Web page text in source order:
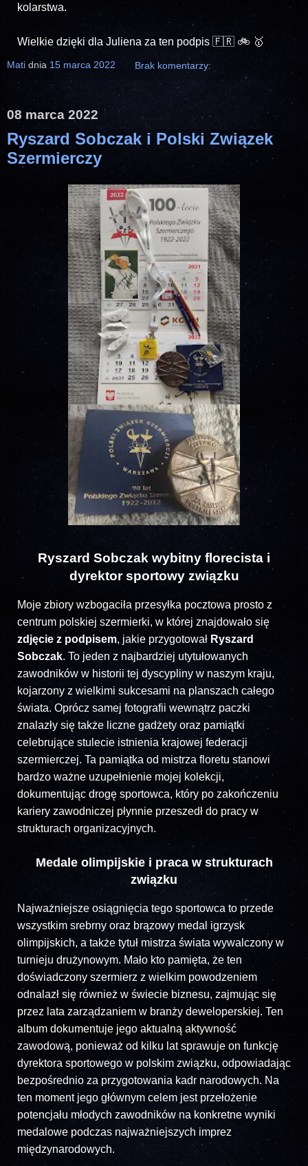
kolarstwa.
Wielkie dzięki dla Juliena za ten podpis 🇫🇷 🚲 🥇
Mati dnia 15 marca 2022 Brak komentarzy:
08 marca 2022
Ryszard Sobczak i Polski Związek
Szermierczy
Ryszard Sobczak wybitny florecista i
dyrektor sportowy związku
Moje zbiory wzbogaciła przesyłka pocztowa prosto z
centrum polskiej szermierki, w której znajdowało się
zdjęcie z podpisem, jakie przygotował Ryszard
Sobczak. To jeden z najbardziej utytułowanych
zawodników w historii tej dyscypliny w naszym kraju,
kojarzony z wielkimi sukcesami na planszach całego
świata. Oprócz samej fotografii wewnątrz paczki
znalazły się także liczne gadżety oraz pamiątki
celebrujące stulecie istnienia krajowej federacji
szermierczej. Ta pamiątka od mistrza floretu stanowi
bardzo ważne uzupełnienie mojej kolekcji,
dokumentując drogę sportowca, który po zakończeniu
kariery zawodniczej płynnie przeszedł do pracy w
strukturach organizacyjnych.
Medale olimpijskie i praca w strukturach
związku
Najważniejsze osiągnięcia tego sportowca to przede
wszystkim srebrny oraz brązowy medal igrzysk
olimpijskich, a także tytuł mistrza świata wywalczony w
turnieju drużynowym. Mało kto pamięta, że ten
doświadczony szermierz z wielkim powodzeniem
odnalazł się również w świecie biznesu, zajmując się
przez lata zarządzaniem w branży deweloperskiej. Ten
album dokumentuje jego aktualną aktywność
zawodową, ponieważ od kilku lat sprawuje on funkcję
dyrektora sportowego w polskim związku, odpowiadając
bezpośrednio za przygotowania kadr narodowych. Na
ten moment jego głównym celem jest przełożenie
potencjału młodych zawodników na konkretne wyniki
medalowe podczas najważniejszych imprez
międzynarodowych.